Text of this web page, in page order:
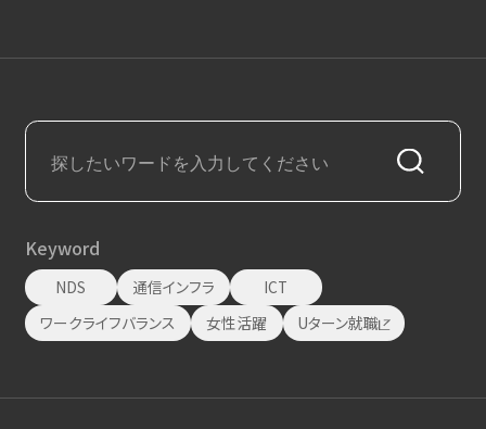
Keyword
NDS 通信インフラ
ICT
ワークライフバランス
女性活躍 Uターン就職